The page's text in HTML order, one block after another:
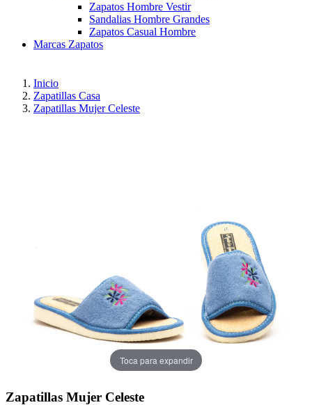
Zapatos Hombre Vestir
Sandalias Hombre Grandes
Zapatos Casual Hombre
Marcas Zapatos
Inicio
Zapatillas Casa
Zapatillas Mujer Celeste
Toca para expandir
Zapatillas Mujer Celeste